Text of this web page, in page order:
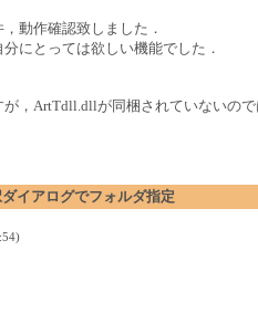
動作確認致しました．
にとっては欲しい機能でした．
，ArtTdll.dllが同梱されていないの
イアログでフォルダ指定